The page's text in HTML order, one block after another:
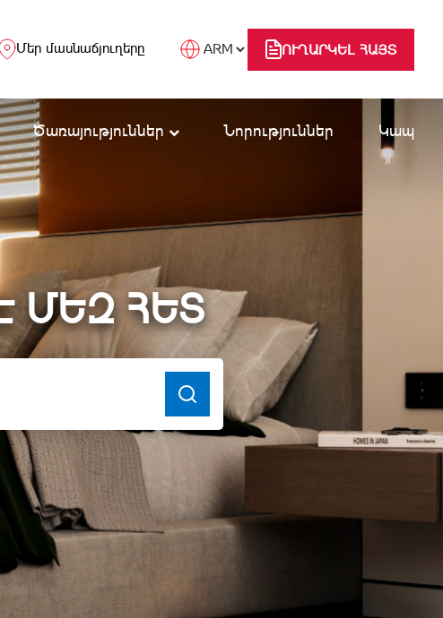
Մեր մասնաճյուղերը ՈՒՂԱՐԿԵԼ ՀԱՅՏ
Ծառայություններ Նորություններ Կապ
ՄԵԶ ՀԵՏ